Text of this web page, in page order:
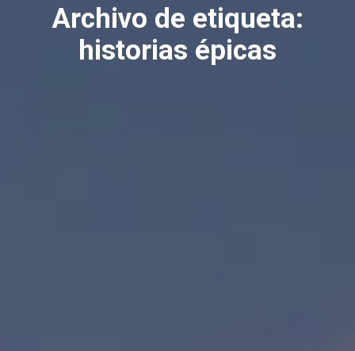
Archivo de etiqueta:
historias épicas